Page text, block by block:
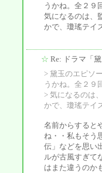
うかね。全２９
気になるのは、
かで、瓊瑤テイ
☆ Re: ドラマ「黛
> 黛玉のエピソ
うかね。全２９
> 気になるのは
かで、瓊瑤テイ
名前からすると
ね・・私もそう
伝」などを思い
ルが古風すぎて
はまた違うのか